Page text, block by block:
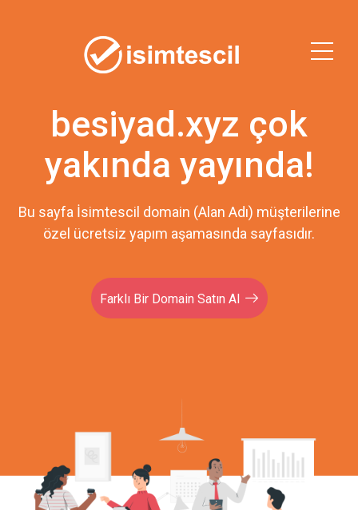
besiyad.xyz çok
yakında yayında!
Bu sayfa İsimtescil domain (Alan Adı) müşterilerine
özel ücretsiz yapım aşamasında sayfasıdır.
Farklı Bir Domain Satın Al